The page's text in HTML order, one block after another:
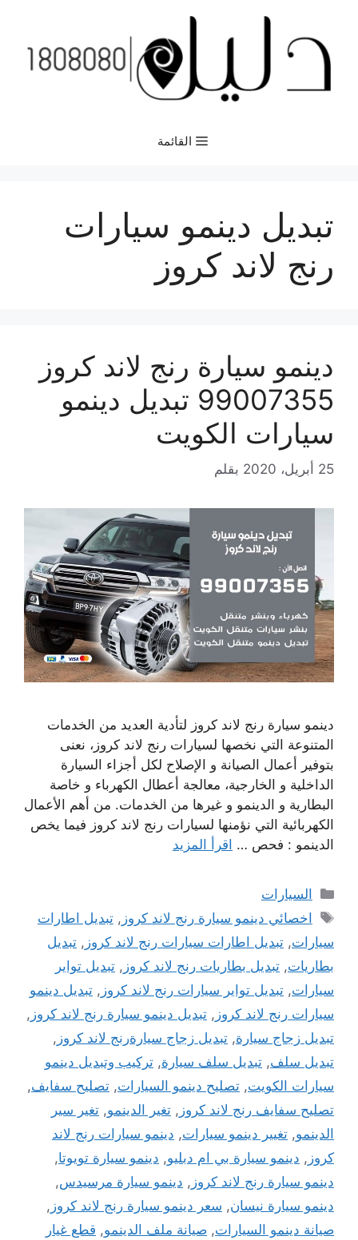
المحتوى
القائمة
تبديل دينمو سيارات
رنج لاند كروز
دينمو سيارة رنج لاند كروز
99007355 تبديل دينمو
سيارات الكويت
25 أبريل، 2020 بقلم
دينمو سيارة رنج لاند كروز لتأدية العديد من الخدمات
المتنوعة التي نخصها لسيارات رنج لاند كروز، نعنى
بتوفير أعمال الصيانة و الإصلاح لكل أجزاء السيارة
الداخلية و الخارجية، معالجة أعطال الكهرباء و خاصة
البطارية و الدينمو و غيرها من الخدمات. من أهم الأعمال
الكهربائية التي نؤمنها لسيارات رنج لاند كروز فيما يخص
الدينمو : فحص … اقرأ المزيد
التصنيفات
السيارات
الوسوم
اخصائي دينمو سيارة رنج لاند كروز ,تبديل اطارات
سيارات, تبديل اطارات سيارات رنج لاند كروز , تبديل
بطاريات, تبديل بطاريات رنج لاند كروز , تبديل تواير
سيارات, تبديل تواير سيارات رنج لاند كروز , تبديل دينمو
سيارات رنج لاند كروز , تبديل دينمو سيارة رنج لاند كروز ,
تبديل زجاج سيارة, تبديل زجاج سيارةرنج لاند كروز ,
تبديل سلف, تبديل سلف سيارة, تركيب وتبديل دينمو
سيارات الكويت, تصليح دينمو السيارات, تصليح سفايف,
تصليح سفايف رنج لاند كروز , تغير الدينمو, تغير سير
الدينمو, تغيير دينمو سيارات, دينمو سيارات رنج لاند
كروز , دينمو سيارة بي ام دبليو, دينمو سيارة تويوتا,
دينمو سيارة رنج لاند كروز , دينمو سيارة مرسيدس,
دينمو سيارة نيسان, سعر دينمو سيارة رنج لاند كروز ,
صيانة دينمو السيارات, صيانة ملف الدينمو, قطع غيار